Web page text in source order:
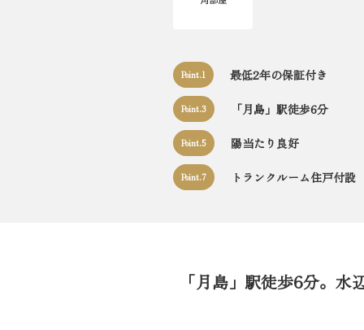
Point.1 最低2年の保証付き
Point.3 「月島」駅徒歩6分
Point.5 陽当たり良好
Point.7 トランクルーム住戸付設
「月島」駅徒歩6分。